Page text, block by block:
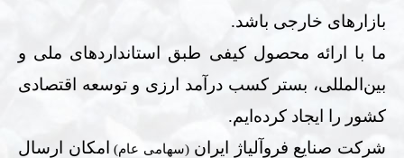
بازارهای خارجی باشد.
ما با ارائه محصول کیفی طبق استانداردهای ملی و
بین‌المللی، بستر کسب درآمد ارزی و توسعه اقتصادی
کشور را ایجاد کرده‌ایم.
شرکت صنایع فروآلیاژ ایران(سهامی عام)
امکان ارسال